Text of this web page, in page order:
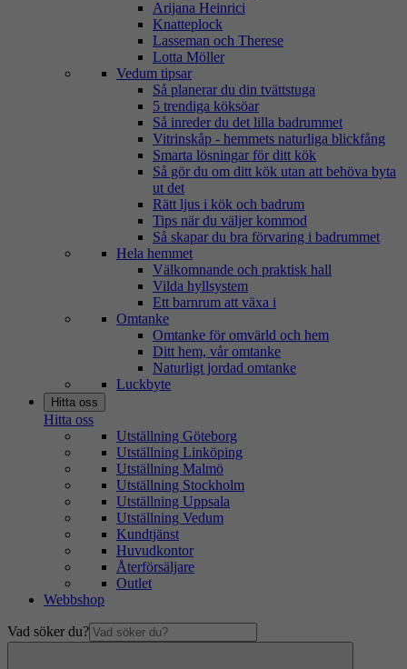
Arijana Heinrici
Knatteplock
Lasseman och Therese
Lotta Möller
Vedum tipsar
Så planerar du din tvättstuga
5 trendiga köksöar
Så inreder du det lilla badrummet
Vitrinskåp - hemmets naturliga blickfång
Smarta lösningar för ditt kök
Så gör du om ditt kök utan att behöva byta
ut det
Rätt ljus i kök och badrum
Tips när du väljer kommod
Så skapar du bra förvaring i badrummet
Hela hemmet
Välkomnande och praktisk hall
Vilda hyllsystem
Ett barnrum att växa i
Omtanke
Omtanke för omvärld och hem
Ditt hem, vår omtanke
Naturligt jordad omtanke
Luckbyte
Hitta oss
Hitta oss
Utställning Göteborg
Utställning Linköping
Utställning Malmö
Utställning Stockholm
Utställning Uppsala
Utställning Vedum
Kundtjänst
Huvudkontor
Återförsäljare
Outlet
Webbshop
Vad söker du?